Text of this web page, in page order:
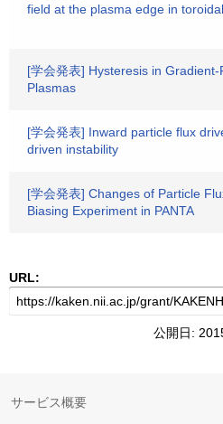
field at the plasma edge in
[学会発表] Hysteresis in
Plasmas
[学会発表] Inward particle flux
driven instability
[学会発表] Changes of Particle
Biasing Experiment in PANTA
URL:
公開日:
サービス概要